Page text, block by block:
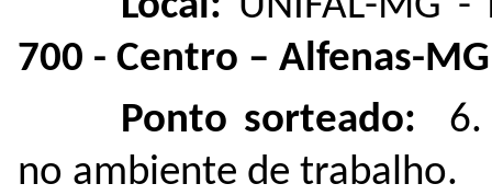
700 - Centro – Alfenas-
Ponto sorteado:
6.
no ambiente de trabalho.